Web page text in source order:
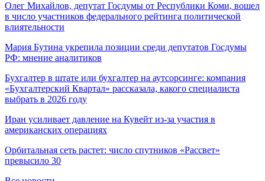
Олег Михайлов, депутат Госдумы от Республики Коми, вошел
в число участников федерального рейтинга политической
влиятельности
Мария Бутина укрепила позиции среди депутатов Госдумы
РФ: мнение аналитиков
Бухгалтер в штате или бухгалтер на аутсорсинге: компания
«Бухгалтерский Квартал» рассказала, какого специалиста
выбрать в 2026 году
Иран усиливает давление на Кувейт из-за участия в
американских операциях
Орбитальная сеть растет: число спутников «Рассвет»
превысило 30